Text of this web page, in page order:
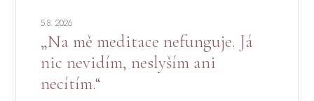
5.8. 2026
„Na mě meditace nefunguje. Já
nic nevidím, neslyším ani
necítím.“